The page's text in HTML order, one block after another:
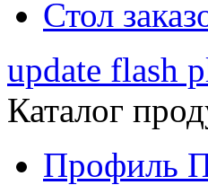
Стол
update flash
Каталог
Профиль